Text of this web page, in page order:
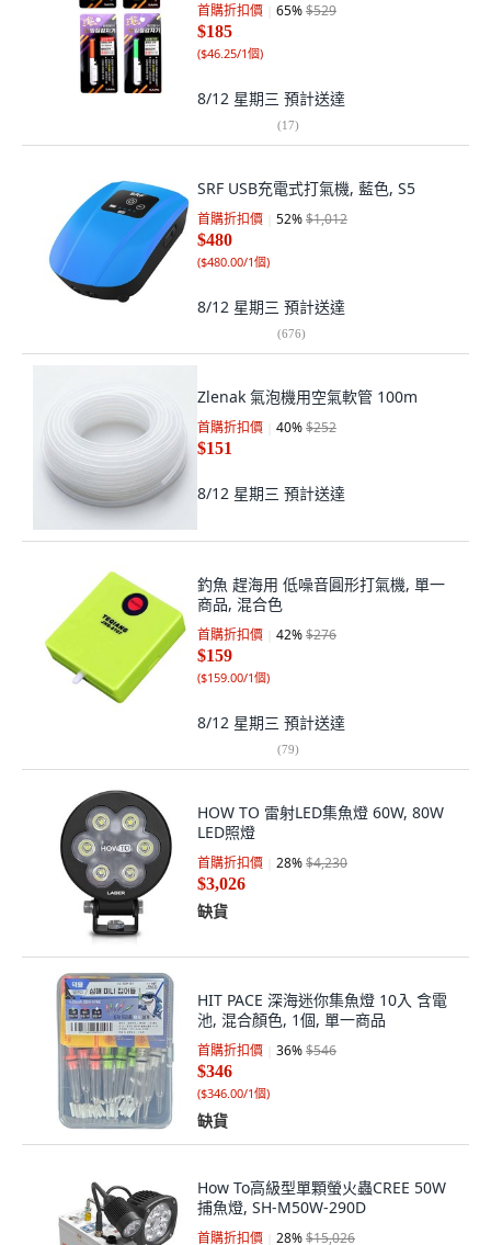
首購折扣價 65%$529
$185
($46.25/1個)
8/12 星期三 預計送達
(17)
SRF USB充電式打氣機, 藍色, S5
首購折扣價 52%$1,012
$480
($480.00/1個)
8/12 星期三 預計送達
(676)
Zlenak 氣泡機用空氣軟管 100m
首購折扣價 40%$252
$151
8/12 星期三 預計送達
釣魚 趕海用 低噪音圓形打氣機, 單一
商品, 混合色
首購折扣價 42%$276
$159
($159.00/1個)
8/12 星期三 預計送達
(79)
HOW TO 雷射LED集魚燈 60W, 80W
LED照燈
首購折扣價 28%$4,230
$3,026
缺貨
HIT PACE 深海迷你集魚燈 10入 含電
池, 混合顏色, 1個, 單一商品
首購折扣價 36%$546
$346
($346.00/1個)
缺貨
How To高級型單顆螢火蟲CREE 50W
捕魚燈, SH-M50W-290D
首購折扣價 28%$15,026